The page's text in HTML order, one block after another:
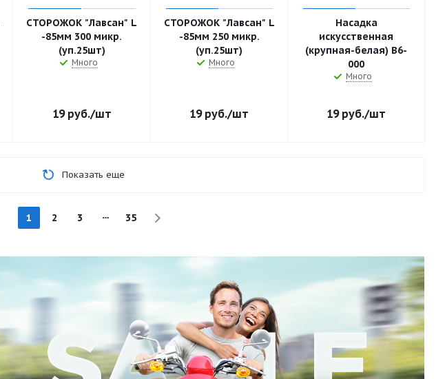
СТОРОЖОК "Лавсан" L
-85мм 300 микр.
(уп.25шт)
Много
19руб./шт
СТОРОЖОК "Лавсан" L
-85мм 250 микр.
(уп.25шт)
Много
19руб./шт
Насадка
искусственная
(крупная-белая) B6-
000
Много
19руб./шт
Показать еще
1 2 3 35